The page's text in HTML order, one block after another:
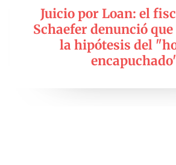
Juicio por Loan: el
Schaefer denunció
la hipótesis del